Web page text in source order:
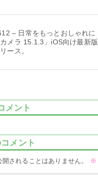
– 日常をもっとおしゃれに
メラ 15.1.3」iOS向け最新版
ース。
メント
メント
されることはありません。 ※